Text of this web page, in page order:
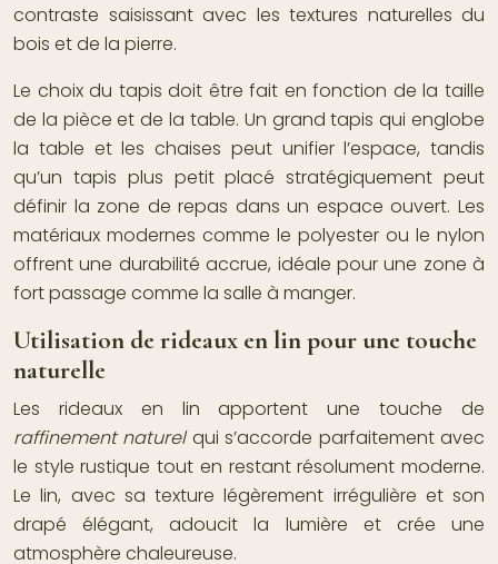
contraste saisissant avec les textures naturelles du
bois et de la pierre.
Le choix du tapis doit être fait en fonction de la taille
de la pièce et de la table. Un grand tapis qui englobe
la table et les chaises peut unifier l’espace, tandis
qu’un tapis plus petit placé stratégiquement peut
définir la zone de repas dans un espace ouvert. Les
matériaux modernes comme le polyester ou le nylon
offrent une durabilité accrue, idéale pour une zone à
fort passage comme la salle à manger.
Utilisation de rideaux en lin pour une touche
naturelle
Les rideaux en lin apportent une touche de
raffinement naturelqui s’accorde parfaitement avec
le style rustique tout en restant résolument moderne.
Le lin, avec sa texture légèrement irrégulière et son
drapé élégant, adoucit la lumière et crée une
atmosphère chaleureuse.